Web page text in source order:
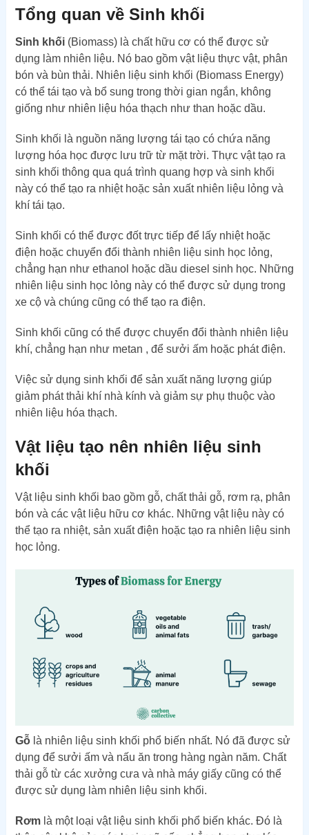
Tổng quan về Sinh khối
Sinh khối(Biomass) là chất hữu cơ có thể được sử
dụng làm nhiên liệu. Nó bao gồm vật liệu thực vật, phân
bón và bùn thải. Nhiên liệu sinh khối (Biomass Energy)
có thể tái tạo và bổ sung trong thời gian ngắn, không
giống như nhiên liệu hóa thạch như than hoặc dầu.
Sinh khối là nguồn năng lượng tái tạo có chứa năng
lượng hóa học được lưu trữ từ mặt trời. Thực vật tạo ra
sinh khối thông qua quá trình quang hợp và sinh khối
này có thể tạo ra nhiệt hoặc sản xuất nhiên liệu lỏng và
khí tái tạo.
Sinh khối có thể được đốt trực tiếp để lấy nhiệt hoặc
điện hoặc chuyển đổi thành nhiên liệu sinh học lỏng,
chẳng hạn như ethanol hoặc dầu diesel sinh học. Những
nhiên liệu sinh học lỏng này có thể được sử dụng trong
xe cộ và chúng cũng có thể tạo ra điện.
Sinh khối cũng có thể được chuyển đổi thành nhiên liệu
khí, chẳng hạn như metan , để sưởi ấm hoặc phát điện.
Việc sử dụng sinh khối để sản xuất năng lượng giúp
giảm phát thải khí nhà kính và giảm sự phụ thuộc vào
nhiên liệu hóa thạch.
Vật liệu tạo nên nhiên liệu sinh
khối
Vật liệu sinh khối bao gồm gỗ, chất thải gỗ, rơm rạ, phân
bón và các vật liệu hữu cơ khác. Những vật liệu này có
thể tạo ra nhiệt, sản xuất điện hoặc tạo ra nhiên liệu sinh
học lỏng.
Gỗlà nhiên liệu sinh khối phổ biến nhất. Nó đã được sử
dụng để sưởi ấm và nấu ăn trong hàng ngàn năm. Chất
thải gỗ từ các xưởng cưa và nhà máy giấy cũng có thể
được sử dụng làm nhiên liệu sinh khối.
Rơmlà một loại vật liệu sinh khối phổ biến khác. Đó là